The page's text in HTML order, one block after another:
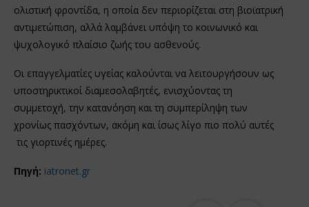
ολιστική φροντίδα, η οποία δεν περιορίζεται στη βιοϊατρική
αντιμετώπιση, αλλά λαμβάνει υπόψη το κοινωνικό και
ψυχολογικό πλαίσιο ζωής του ασθενούς.
Οι επαγγελματίες υγείας καλούνται να λειτουργήσουν ως
υποστηρικτικοί διαμεσολαβητές, ενισχύοντας τη
συμμετοχή, την κατανόηση και τη συμπερίληψη των
χρονίως πασχόντων, ακόμη και ίσως λίγο πιο πολύ αυτές
τις γιορτινές ημέρες.
Πηγή: iatronet.gr